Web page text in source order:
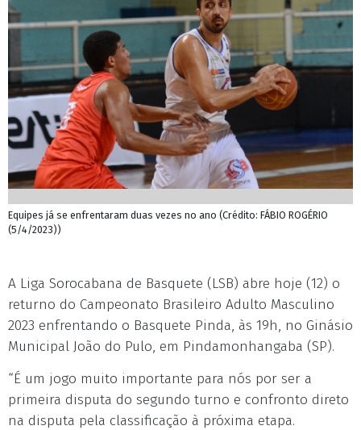
Equipes já se enfrentaram duas vezes no ano (Crédito: FÁBIO ROGÉRIO
(5/4/2023))
A Liga Sorocabana de Basquete (LSB) abre hoje (12) o
returno do Campeonato Brasileiro Adulto Masculino
2023 enfrentando o Basquete Pinda, às 19h, no Ginásio
Municipal João do Pulo, em Pindamonhangaba (SP).
“É um jogo muito importante para nós por ser a
primeira disputa do segundo turno e confronto direto
na disputa pela classificação à próxima etapa.